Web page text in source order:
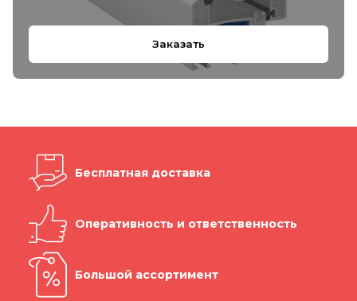
Заказать
Бесплатная доставка
Оперативность и ответственность
Большой ассортимент